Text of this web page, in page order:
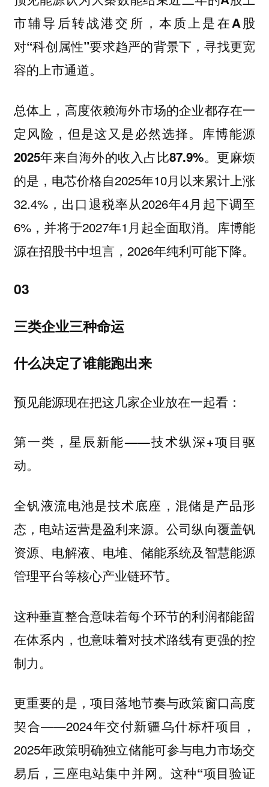
市辅导后转战港交所，本质上是在A股
对“科创属性”要求趋严的背景下，寻找更宽
容的上市通道。
总体上，高度依赖海外市场的企业都存在一
定风险，但是这又是必然选择。 库博能源
2025年来自海外的收入占比87.9%。 更麻烦
的是，电芯价格自2025年10月以来累计上涨
32.4%，出口退税率从2026年4月起下调至
6%，并将于2027年1月起全面取消。库博能
源在招股书中坦言，2026年纯利可能下降。
03
三类企业三种命运
什么决定了谁能跑出来
预见能源现在把这几家企业放在一起看：
第一类，星辰新能——技术纵深+项目驱
动。
全钒液流电池是技术底座，混储是产品形
态，电站运营是盈利来源。公司纵向覆盖钒
资源、电解液、电堆、储能系统及智慧能源
管理平台等核心产业链环节。
这种垂直整合意味着每个环节的利润都能留
在体系内，也意味着对技术路线有更强的控
制力。
更重要的是， 项目落地节奏与政策窗口高度
契合——2024年交付新疆乌什标杆项目，
2025年政策明确独立储能可参与电力市场交
易后，三座电站集中并网。这种“项目验证